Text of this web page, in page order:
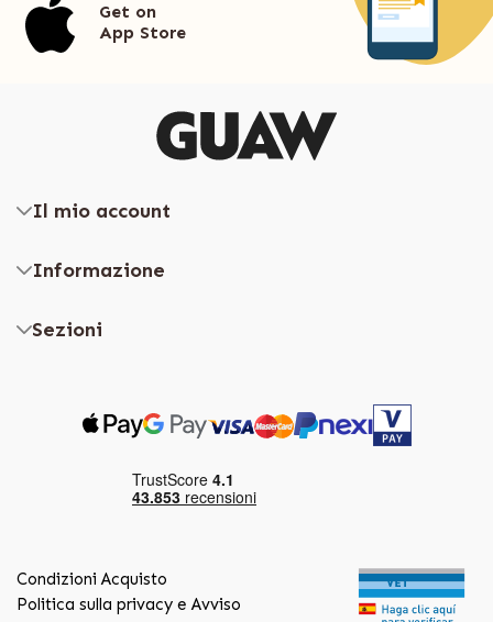
Get on
App Store
Il mio account
Informazione
Sezioni
Condizioni Acquisto
Politica sulla privacy e Avviso